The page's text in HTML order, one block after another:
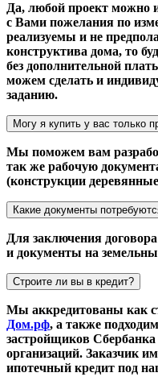
Да, любой проект можно
с Вами пожелания по
реализуемы и не
конструктива дома, то
без дополнительной
можем сделать и
заданию.
Могу я купить у вас только
Мы поможем вам
так же рабочую
(конструкции
Какие документы
Для заключения
и документы на
Строите ли вы в кредит?
Мы аккредитованы как
Дом.рф, а также
застройщиков
организаций. Заказчик
ипотечный кредит под